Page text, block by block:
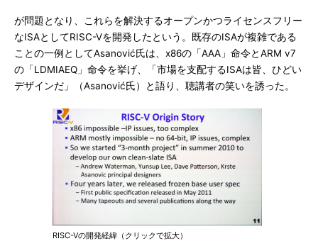
が問題となり、これらを解決するオープンかつライセンスフリー
なISAとしてRISC-Vを開発したという。既存のISAが複雑である
ことの一例としてAsanović氏は、x86の「AAA」命令とARM v7
の「LDMIAEQ」命令を挙げ、「市場を支配するISAは皆、ひどい
デザインだ」（Asanović氏）と語り、聴講者の笑いを誘った。
RISC-Vの開発経緯（クリックで拡大）